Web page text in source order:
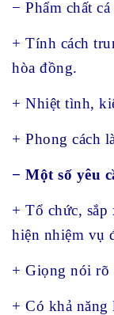
− Phẩm chất cá
+ Tính cách
hòa đồng.
+ Nhiệt tình,
+ Phong cách
− Một số yêu
+ Tổ chức, sắp
hiện nhiệm vụ
+ Giọng nói rõ
+ Có khả